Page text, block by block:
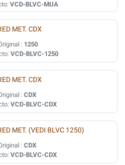
VCD-BLVC-MUA
MET. CDX
: 1250
VCD-BLVC-1250
MET. CDX
: CDX
VCD-BLVC-CDX
MET. (VEDI BLVC 1250)
: CDX
VCD-BLVC-CDX